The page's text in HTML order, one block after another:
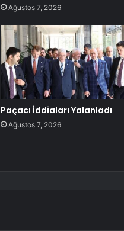
Ağustos 7, 2026
Paçacı İddiaları Yalanladı
Ağustos 7, 2026